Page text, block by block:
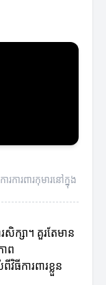
ារពារកុមារ​នៅក្នុង
សិក្សា។ គួរតែមាន
ាព
ការពារខ្លួន